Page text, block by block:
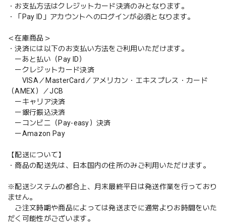
・お支払方法はクレジットカード決済のみとなります。
・「Pay ID」アカウントへのログインが必須となります。
＜在庫商品＞
・決済には以下のお支払い方法をご利用いただけます。
ーあと払い（Pay ID）
ークレジットカード決済
VISA／MasterCard／アメリカン・エキスプレス・カード
（AMEX）／JCB
ーキャリア決済
ー銀行振込決済
ーコンビニ（Pay-easy）決済
ーAmazon Pay
【配送について】
・商品の配送先は、日本国内の住所のみご利用いただけます。
※配送システムの都合上、月末最終平日は発送作業を行っており
ません。
ご注文時期や商品によっては発送までに通常よりお時間をいた
だく可能性がございます。